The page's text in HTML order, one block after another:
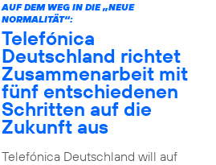
AUF DEM WEG IN DIE „NEUE
NORMALITÄT“:
Telefónica
Deutschland richtet
Zusammenarbeit mit
fünf entschiedenen
Schritten auf die
Zukunft aus
Telefónica Deutschland will auf